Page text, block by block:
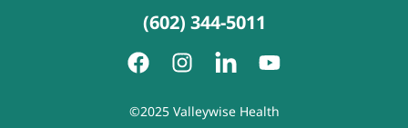
(602) 344-5011
©2025 Valleywise Health